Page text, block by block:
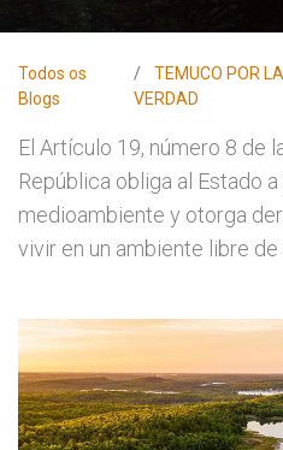
Todos os
Blogs
TEMUCO POR LA
VERDAD
El Artículo 19, número 8 de
República obliga al Estado
medioambiente y otorga
vivir en un ambiente libre de